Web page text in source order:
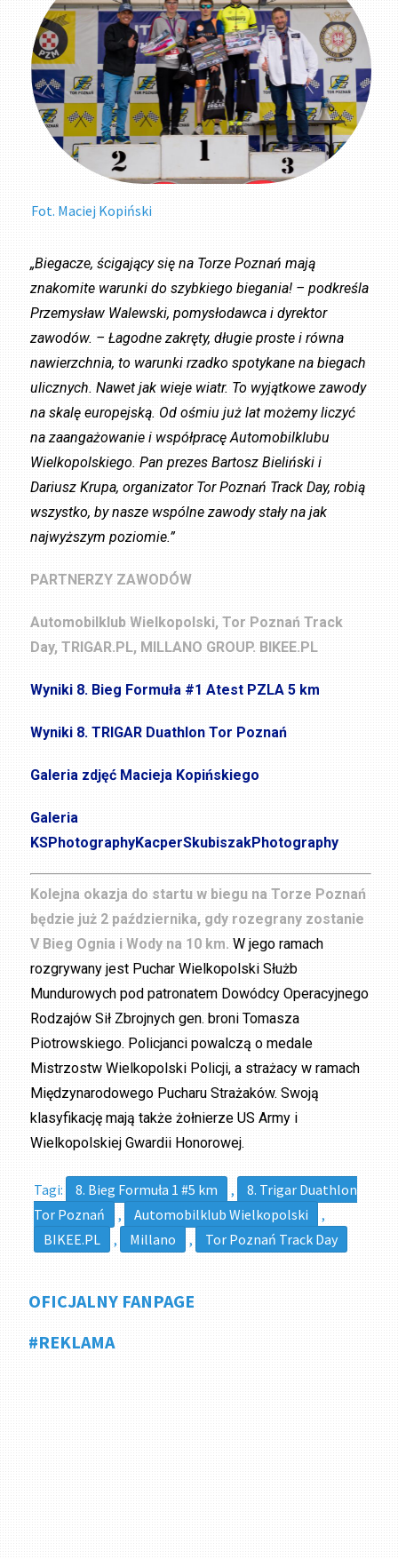
Fot. Maciej Kopiński
„Biegacze, ścigający się na Torze Poznań mają
znakomite warunki do szybkiego biegania! – podkreśla
Przemysław Walewski, pomysłodawca i dyrektor
zawodów. – Łagodne zakręty, długie proste i równa
nawierzchnia, to warunki rzadko spotykane na biegach
ulicznych. Nawet jak wieje wiatr. To wyjątkowe zawody
na skalę europejską. Od ośmiu już lat możemy liczyć
na zaangażowanie i współpracę Automobilklubu
Wielkopolskiego. Pan prezes Bartosz Bieliński i
Dariusz Krupa, organizator Tor Poznań Track Day, robią
wszystko, by nasze wspólne zawody stały na jak
najwyższym poziomie.”
PARTNERZY ZAWODÓW
Automobilklub Wielkopolski, Tor Poznań Track
Day, TRIGAR.PL, MILLANO GROUP. BIKEE.PL
Wyniki 8. Bieg Formuła #1 Atest PZLA 5 km
Wyniki 8. TRIGAR Duathlon Tor Poznań
Galeria zdjęć Macieja Kopińskiego
Galeria
KSPhotographyKacperSkubiszakPhotography
Kolejna okazja do startu w biegu na Torze Poznań
będzie już 2 października, gdy rozegrany zostanie
V Bieg Ognia i Wody na 10 km. W jego ramach
rozgrywany jest Puchar Wielkopolski Służb
Mundurowych pod patronatem Dowódcy Operacyjnego
Rodzajów Sił Zbrojnych gen. broni Tomasza
Piotrowskiego. Policjanci powalczą o medale
Mistrzostw Wielkopolski Policji, a strażacy w ramach
Międzynarodowego Pucharu Strażaków. Swoją
klasyfikację mają także żołnierze US Army i
Wielkopolskiej Gwardii Honorowej.
Tagi: 8. Bieg Formuła 1 #5 km ,
8. Trigar Duathlon
Tor Poznań
, Automobilklub Wielkopolski
,
BIKEE.PL
, Millano , Tor Poznań Track Day
OFICJALNY FANPAGE
#REKLAMA